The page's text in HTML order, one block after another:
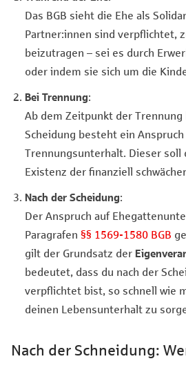
Das BGB sieht die Ehe als
Partner:innen sind verpflichtet,
beizutragen – sei es durch
oder indem sie sich um die
Bei Trennung:
Ab dem Zeitpunkt der
Scheidung besteht ein Anspruch
Trennungsunterhalt. Dieser soll
Existenz der finanziell
Nach der Scheidung:
Der Anspruch auf
Paragrafen §§ 1569-1580 BGB
gilt der Grundsatz der
bedeutet, dass du nach der
verpflichtet bist, so schnell wie
deinen Lebensunterhalt zu
Nach der Schneidung: